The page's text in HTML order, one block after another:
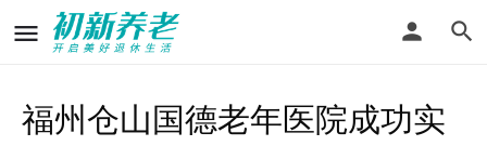
福州仓山国德老年医院成功实